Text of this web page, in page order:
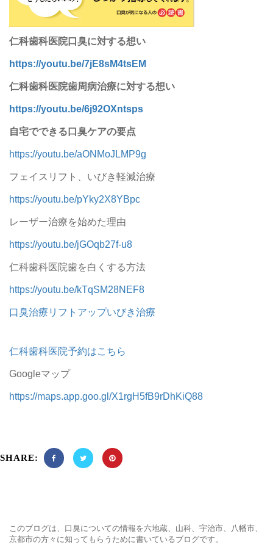
仁科歯科医院口臭に対する想い
https://youtu.be/7jE8sM4tsEM
仁科歯科医院歯周病治療に対する想い
https://youtu.be/6j92OXntsps
自宅でできる口臭ケアの要点
https://youtu.be/aONMoJLMP9g
フェイスリフト、いびき軽減治療
https://youtu.be/pYky2X8YBpc
レーザー治療を始めた理由
https://youtu.be/jGOqb27f-u8
仁科歯科医院歯を白くする方法
https://youtu.be/kTqSM28NEF8
口臭治療リフトアップいびき治療
仁科歯科医院予約はこちら
Googleマップ
https://maps.app.goo.gl/X1rgH5fB9rDhKiQ88
SHARE:
このブログは、口臭についての情報を六地蔵、山科、宇治市、八幡市、
京都市の方々に知ってもらうために書いているブログです。